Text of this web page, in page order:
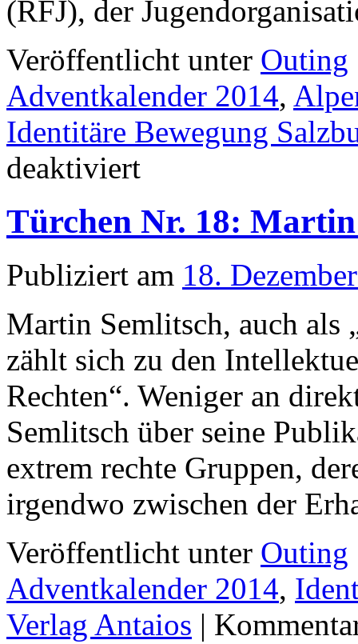
(RFJ), der
Veröffentlicht unter Outing
Adventkalender 2014,
Identitäre Bewegung
deaktiviert
Edwin
Hintsteiner
Türchen Nr. 18:
Publiziert am 18.
Martin Semlitsch, auch als
zählt sich zu den
Rechten“. Weniger an
Semlitsch über seine
extrem rechte Gruppen,
irgendwo zwischen der
Veröffentlicht unter Outing
Adventkalender 2014,
Verlag Antaios |